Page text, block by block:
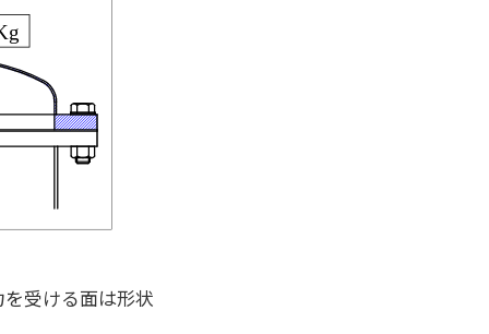
受ける面は形状